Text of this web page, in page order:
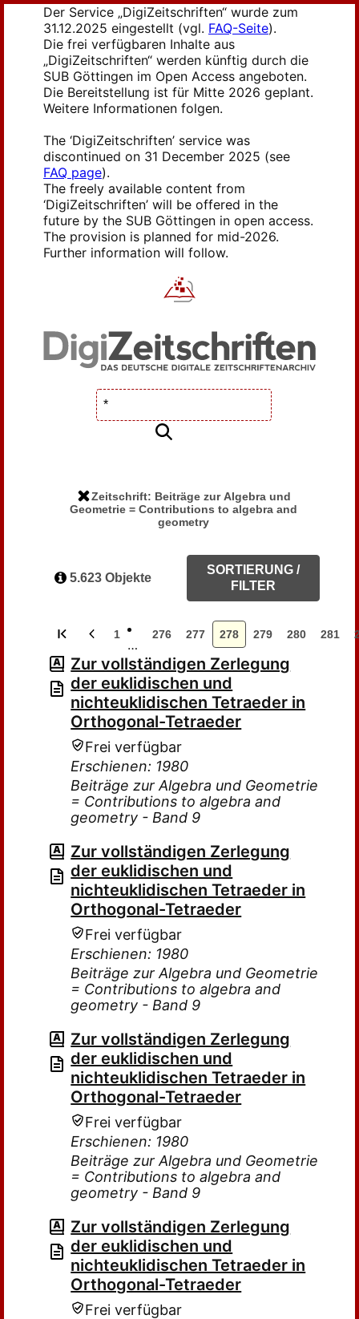
Der Service „DigiZeitschriften“ wurde zum
31.12.2025 eingestellt (vgl. FAQ-Seite).
Die frei verfügbaren Inhalte aus
„DigiZeitschriften“ werden künftig durch die
SUB Göttingen im Open Access angeboten.
Die Bereitstellung ist für Mitte 2026 geplant.
Weitere Informationen folgen.
The ‘DigiZeitschriften’ service was
discontinued on 31 December 2025 (see
FAQ page).
The freely available content from
‘DigiZeitschriften’ will be offered in the
future by the SUB Göttingen in open access.
The provision is planned for mid-2026.
Further information will follow.
Zeitschrift: Beiträge zur Algebra und
Geometrie = Contributions to algebra and
geometry
5.623 Objekte
SORTIERUNG /
FILTER
1
…
276 277 278 279 280 281
Zur vollständigen Zerlegung
der euklidischen und
nichteuklidischen Tetraeder in
Orthogonal-Tetraeder
Frei verfügbar
Erschienen: 1980
Beiträge zur Algebra und Geometrie
= Contributions to algebra and
geometry - Band 9
Zur vollständigen Zerlegung
der euklidischen und
nichteuklidischen Tetraeder in
Orthogonal-Tetraeder
Frei verfügbar
Erschienen: 1980
Beiträge zur Algebra und Geometrie
= Contributions to algebra and
geometry - Band 9
Zur vollständigen Zerlegung
der euklidischen und
nichteuklidischen Tetraeder in
Orthogonal-Tetraeder
Frei verfügbar
Erschienen: 1980
Beiträge zur Algebra und Geometrie
= Contributions to algebra and
geometry - Band 9
Zur vollständigen Zerlegung
der euklidischen und
nichteuklidischen Tetraeder in
Orthogonal-Tetraeder
Frei verfügbar